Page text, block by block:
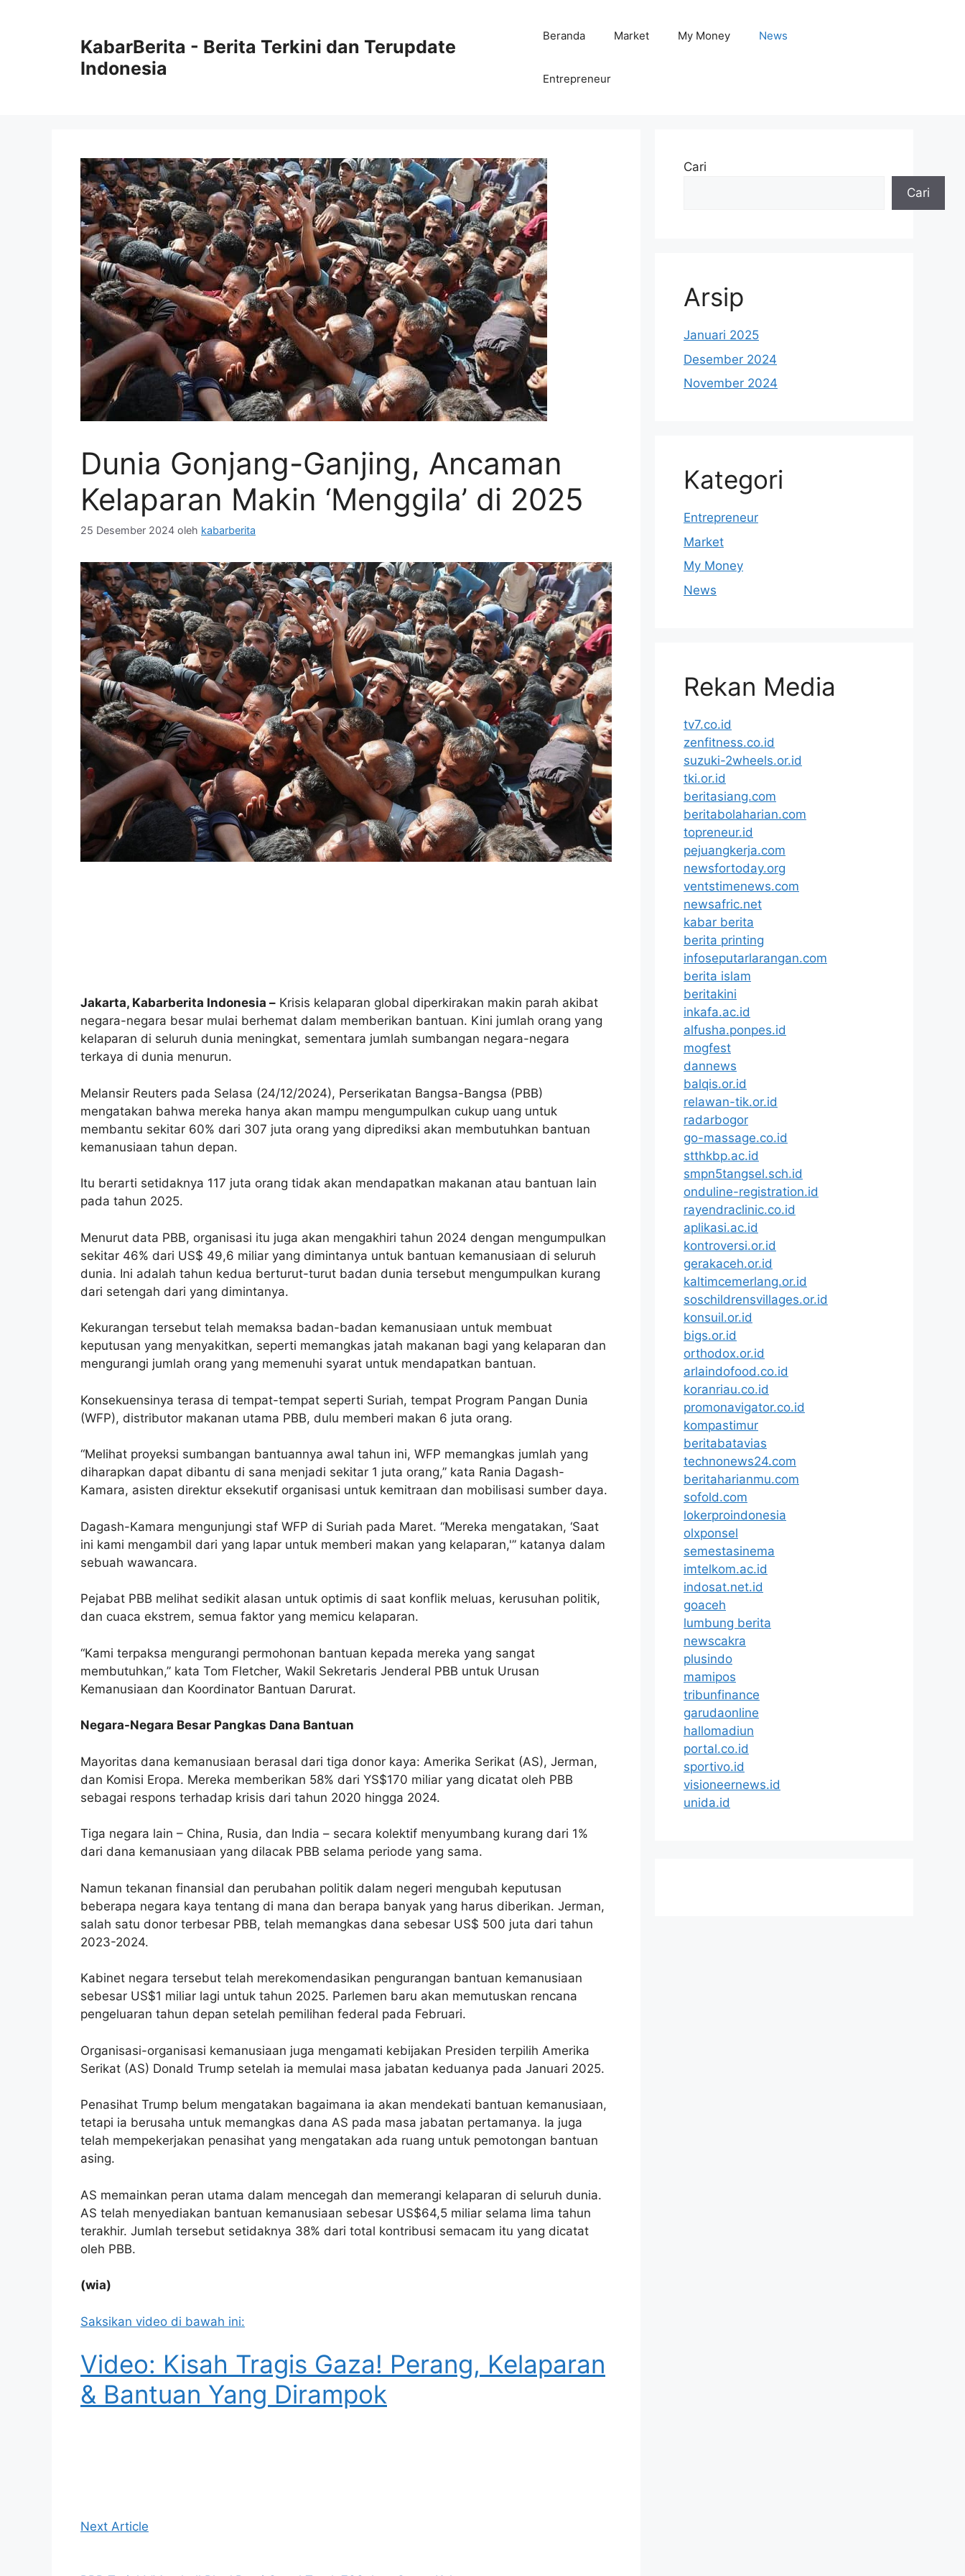
KabarBerita - Berita Terkini dan Terupdate
Indonesia
Beranda Market My Money News
Entrepreneur
Dunia Gonjang-Ganjing, Ancaman
Kelaparan Makin ‘Menggila’ di 2025
25 Desember 2024 oleh kabarberita
Jakarta, Kabarberita Indonesia – Krisis kelaparan global diperkirakan makin parah akibat
negara-negara besar mulai berhemat dalam memberikan bantuan. Kini jumlah orang yang
kelaparan di seluruh dunia meningkat, sementara jumlah sumbangan negara-negara
terkaya di dunia menurun.
Melansir Reuters pada Selasa (24/12/2024), Perserikatan Bangsa-Bangsa (PBB)
mengatakan bahwa mereka hanya akan mampu mengumpulkan cukup uang untuk
membantu sekitar 60% dari 307 juta orang yang diprediksi akan membutuhkan bantuan
kemanusiaan tahun depan.
Itu berarti setidaknya 117 juta orang tidak akan mendapatkan makanan atau bantuan lain
pada tahun 2025.
Menurut data PBB, organisasi itu juga akan mengakhiri tahun 2024 dengan mengumpulkan
sekitar 46% dari US$ 49,6 miliar yang dimintanya untuk bantuan kemanusiaan di seluruh
dunia. Ini adalah tahun kedua berturut-turut badan dunia tersebut mengumpulkan kurang
dari setengah dari yang dimintanya.
Kekurangan tersebut telah memaksa badan-badan kemanusiaan untuk membuat
keputusan yang menyakitkan, seperti memangkas jatah makanan bagi yang kelaparan dan
mengurangi jumlah orang yang memenuhi syarat untuk mendapatkan bantuan.
Konsekuensinya terasa di tempat-tempat seperti Suriah, tempat Program Pangan Dunia
(WFP), distributor makanan utama PBB, dulu memberi makan 6 juta orang.
“Melihat proyeksi sumbangan bantuannya awal tahun ini, WFP memangkas jumlah yang
diharapkan dapat dibantu di sana menjadi sekitar 1 juta orang,” kata Rania Dagash-
Kamara, asisten direktur eksekutif organisasi untuk kemitraan dan mobilisasi sumber daya.
Dagash-Kamara mengunjungi staf WFP di Suriah pada Maret. “Mereka mengatakan, ‘Saat
ini kami mengambil dari yang lapar untuk memberi makan yang kelaparan,'” katanya dalam
sebuah wawancara.
Pejabat PBB melihat sedikit alasan untuk optimis di saat konflik meluas, kerusuhan politik,
dan cuaca ekstrem, semua faktor yang memicu kelaparan.
“Kami terpaksa mengurangi permohonan bantuan kepada mereka yang sangat
membutuhkan,” kata Tom Fletcher, Wakil Sekretaris Jenderal PBB untuk Urusan
Kemanusiaan dan Koordinator Bantuan Darurat.
Negara-Negara Besar Pangkas Dana Bantuan
Mayoritas dana kemanusiaan berasal dari tiga donor kaya: Amerika Serikat (AS), Jerman,
dan Komisi Eropa. Mereka memberikan 58% dari YS$170 miliar yang dicatat oleh PBB
sebagai respons terhadap krisis dari tahun 2020 hingga 2024.
Tiga negara lain – China, Rusia, dan India – secara kolektif menyumbang kurang dari 1%
dari dana kemanusiaan yang dilacak PBB selama periode yang sama.
Namun tekanan finansial dan perubahan politik dalam negeri mengubah keputusan
beberapa negara kaya tentang di mana dan berapa banyak yang harus diberikan. Jerman,
salah satu donor terbesar PBB, telah memangkas dana sebesar US$ 500 juta dari tahun
2023-2024.
Kabinet negara tersebut telah merekomendasikan pengurangan bantuan kemanusiaan
sebesar US$1 miliar lagi untuk tahun 2025. Parlemen baru akan memutuskan rencana
pengeluaran tahun depan setelah pemilihan federal pada Februari.
Organisasi-organisasi kemanusiaan juga mengamati kebijakan Presiden terpilih Amerika
Serikat (AS) Donald Trump setelah ia memulai masa jabatan keduanya pada Januari 2025.
Penasihat Trump belum mengatakan bagaimana ia akan mendekati bantuan kemanusiaan,
tetapi ia berusaha untuk memangkas dana AS pada masa jabatan pertamanya. Ia juga
telah mempekerjakan penasihat yang mengatakan ada ruang untuk pemotongan bantuan
asing.
AS memainkan peran utama dalam mencegah dan memerangi kelaparan di seluruh dunia.
AS telah menyediakan bantuan kemanusiaan sebesar US$64,5 miliar selama lima tahun
terakhir. Jumlah tersebut setidaknya 38% dari total kontribusi semacam itu yang dicatat
oleh PBB.
(wia)
Saksikan video di bawah ini:
Video: Kisah Tragis Gaza! Perang, Kelaparan
& Bantuan Yang Dirampok
Next Article
Cari
Cari
Arsip
Januari 2025
Desember 2024
November 2024
Kategori
Entrepreneur
Market
My Money
News
Rekan Media
tv7.co.id
zenfitness.co.id
suzuki-2wheels.or.id
tki.or.id
beritasiang.com
beritabolaharian.com
topreneur.id
pejuangkerja.com
newsfortoday.org
ventstimenews.com
newsafric.net
kabar berita
berita printing
infoseputarlarangan.com
berita islam
beritakini
inkafa.ac.id
alfusha.ponpes.id
mogfest
dannews
balqis.or.id
relawan-tik.or.id
radarbogor
go-massage.co.id
stthkbp.ac.id
smpn5tangsel.sch.id
onduline-registration.id
rayendraclinic.co.id
aplikasi.ac.id
kontroversi.or.id
gerakaceh.or.id
kaltimcemerlang.or.id
soschildrensvillages.or.id
konsuil.or.id
bigs.or.id
orthodox.or.id
arlaindofood.co.id
koranriau.co.id
promonavigator.co.id
kompastimur
beritabatavias
technonews24.com
beritaharianmu.com
sofold.com
lokerproindonesia
olxponsel
semestasinema
imtelkom.ac.id
indosat.net.id
goaceh
lumbung berita
newscakra
plusindo
mamipos
tribunfinance
garudaonline
hallomadiun
portal.co.id
sportivo.id
visioneernews.id
unida.id